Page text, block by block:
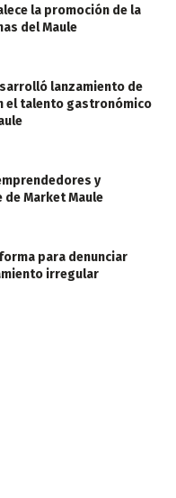
la promoción de la
del Maule
lanzamiento de
el talento gastronómico
y
Market Maule
para denunciar
irregular